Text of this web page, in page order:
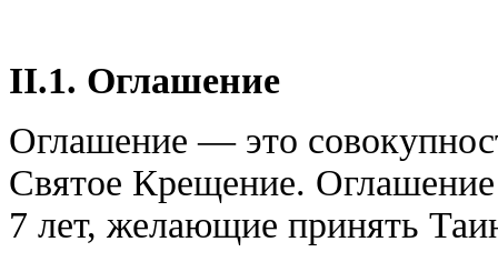
II.1. Оглашение
Оглашение — это
Святое Крещение.
7 лет, желающие принять